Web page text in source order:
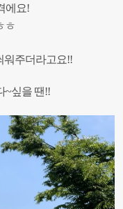
에요!
ㅎ
워주더라고요!!
~싶을 땐!!